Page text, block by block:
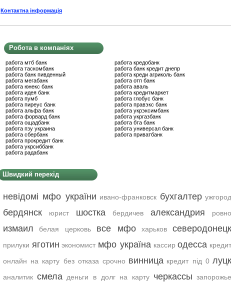
Контактна інформація
Робота в компаніях
работа мтб банк
работа таскомбанк
работа банк пивденный
работа мегабанк
работа юнекс банк
работа идея банк
работа пумб
работа пиреус банк
работа альфа банк
работа форвард банк
работа ощадбанк
работа пзу украина
работа сбербанк
работа прокредит банк
работа укрсиббанк
работа радабанк
работа кредобанк
работа банк кредит днепр
работа креди агриколь банк
работа отп банк
работа аваль
работа кредитмаркет
работа глобус банк
работа правэкс банк
работа укрэксимбанк
работа укргазбанк
работа бта банк
работа универсал банк
работа приватбанк
Швидкий перехід
невідомі мфо україни ивано-франковск бухгалтер ужгород
бердянск юрист шостка бердичев александрия ровно
измаил белая церковь все мфо харьков северодонецк
прилуки яготин экономист мфо україна кассир одесса кредит
онлайн на карту без отказа срочно винница кредит під 0 луцк
аналитик смела деньги в долг на карту черкассы запорожье